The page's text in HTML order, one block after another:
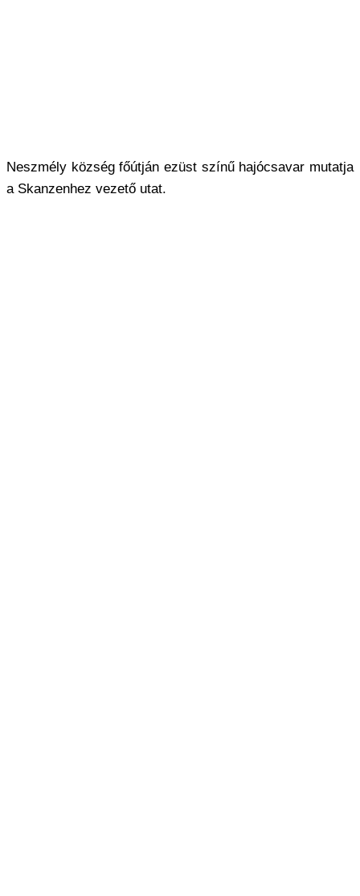
Neszmély község főútján ezüst színű hajócsavar mutatja
a Skanzenhez vezető utat.